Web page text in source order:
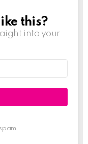
this?
into your